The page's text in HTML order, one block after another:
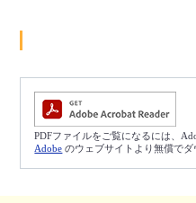
PDFファイルをご覧になるには、
Adobe のウェブサイトより無償でダ